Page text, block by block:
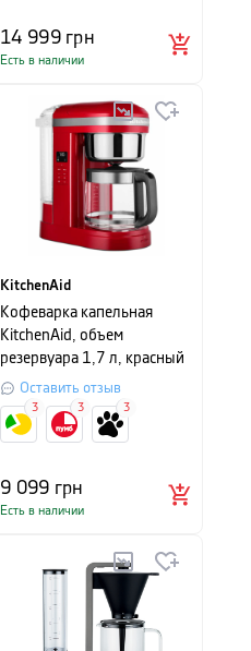
14 999грн
Есть в наличии
KitchenAid
Кофеварка капельная
KitchenAid, объем
резервуара 1,7 л, красный
Оставить отзыв
9 099 грн
Есть в наличии
3 3 3